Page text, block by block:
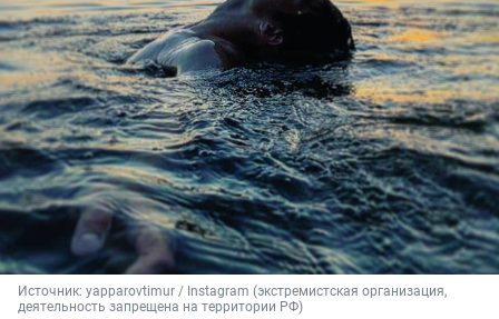
Источник: yapparovtimur / Instagram (экстремистская организация,
деятельность запрещена на территории РФ)